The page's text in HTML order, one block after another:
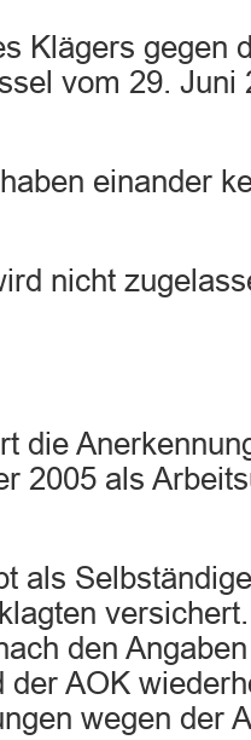
Klägers gegen
vom 29. Juni
einander
nicht
die
2005 als
als
den
der AOK
wegen der